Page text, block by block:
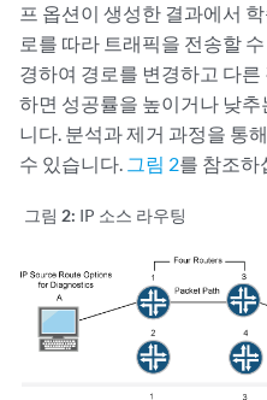
프 옵션이 생성한 결과에서
로를 따라 트래픽을 전송할
경하여 경로를 변경하고 다
하면 성공률을 높이거나 낮
니다. 분석과 제거 과정을 통
수 있습니다. 그림 2를 참조하
그림 2: IP 소스 라우팅